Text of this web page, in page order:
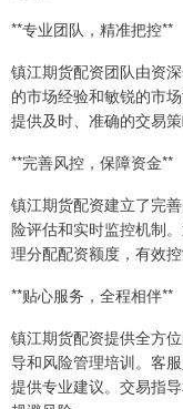
**专业团队，精准把控**
镇江期货配资团队由资
的市场经验和敏锐的市
提供及时、准确的交易策
**完善风控，保障资金**
镇江期货配资建立了完
险评估和实时监控机制
理分配配资额度，有效
**贴心服务，全程相伴**
镇江期货配资提供全方
导和风险管理培训。客
提供专业建议。交易指